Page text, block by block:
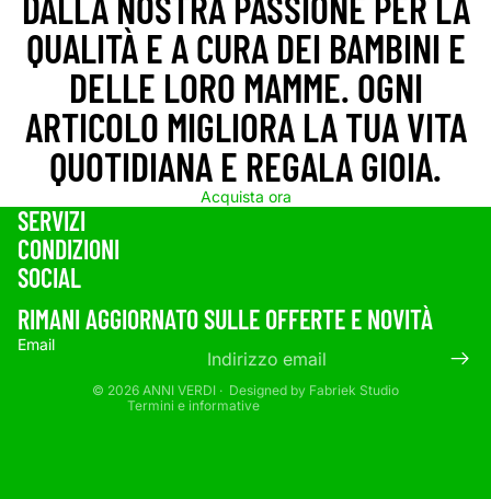
QUALITÀ E A CURA DEI BAMBINI E
DELLE LORO MAMME. OGNI
ARTICOLO MIGLIORA LA TUA VITA
QUOTIDIANA E REGALA GIOIA.
Acquista ora
SERVIZI
CONDIZIONI
SOCIAL
RIMANI AGGIORNATO SULLE OFFERTE E NOVITÀ
Email
© 2026 ANNI VERDI · Designed by Fabriek Studio
Termini e informative
Informativa sui rimborsi
Informativa sulla privacy
Informativa sulle spedizioni